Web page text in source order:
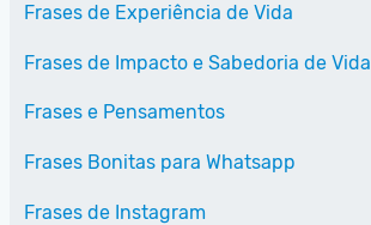
Frases de Experiência de Vida
Frases de Impacto e Sabedoria de Vida
Frases e Pensamentos
Frases Bonitas para Whatsapp
Frases de Instagram